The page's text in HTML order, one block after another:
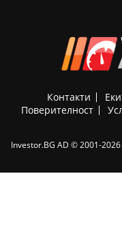
Контакти
Поверителност
Investor.BG AD © 2001-